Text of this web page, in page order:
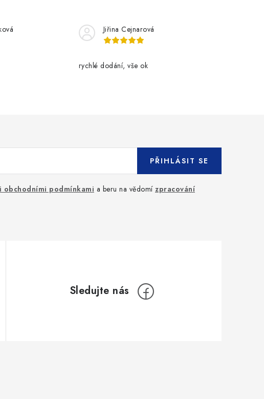
Jiřina Cejnarová
rychlé dodání, vše ok
obchodními podmínkami a beru na vědomí zpracování
PŘIHLÁSIT SE